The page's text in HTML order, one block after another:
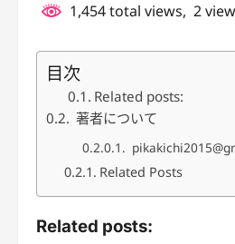
1,454 total views, 2
目次
Related posts:
著者について
Related Posts
Related posts: